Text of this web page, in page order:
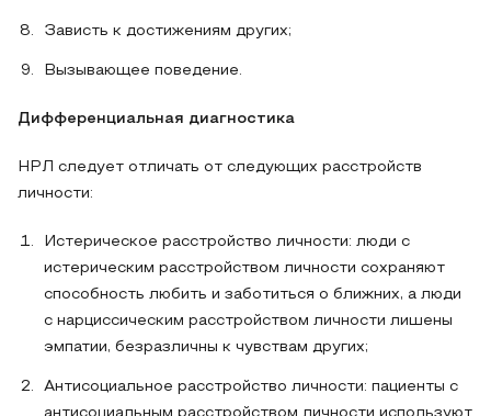
Зависть к достижениям других;
Вызывающее поведение.
Дифференциальная диагностика
НРЛ следует отличать от следующих расстройств
личности:
Истерическое расстройство личности: люди с
истерическим расстройством личности сохраняют
способность любить и заботиться о ближних, а люди
с нарциссическим расстройством личности лишены
эмпатии, безразличны к чувствам других;
Антисоциальное расстройство личности: пациенты с